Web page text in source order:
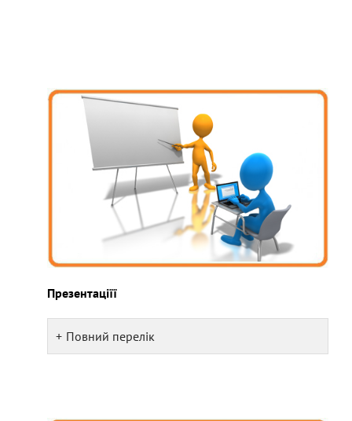
Презентаціїї
Повний перелік